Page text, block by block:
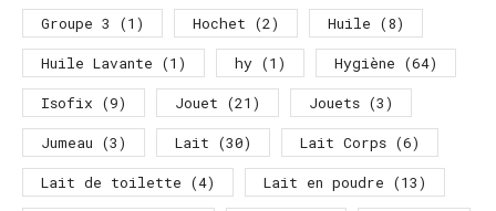
Groupe 3
(1) Hochet (2) Huile (8)
Huile Lavante (1) hy (1) Hygiène (64)
Isofix (9) Jouet (21) Jouets (3)
Jumeau (3) Lait (30) Lait Corps (6)
Lait de toilette (4) Lait en poudre (13)